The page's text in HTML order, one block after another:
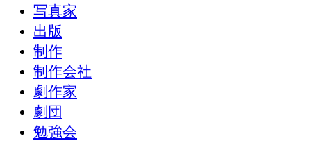
写真家
出版
制作
制作会社
劇作家
劇団
勉強会